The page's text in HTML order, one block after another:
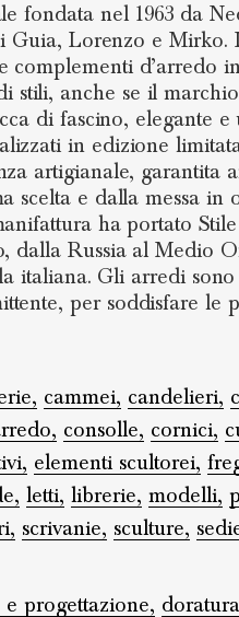
fondata nel 1963 da
Guia, Lorenzo e Mirko.
complementi d’arredo
stili, anche se il
di fascino, elegante e
in edizione
artigianale, garantita
scelta e dalla messa in
ha portato
dalla Russia al Medio
italiana. Gli arredi sono
per soddisfare le
cammei, candelieri,
consolle, cornici,
elementi scultorei,
letti, librerie, modelli,
scrivanie, sculture,
e progettazione,